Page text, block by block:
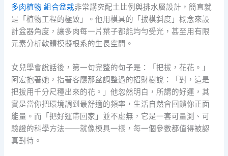
多肉植物 組合盆栽非常講究配土比例與排水層設計，簡直就
是「植物工程的極致」。他用模具的「拔模斜度」概念來設
計盆器角度，讓多肉每一片葉子都能均勻受光，甚至用有限
元素分析軟體模擬根系的生長空間。
女兒學會說話後，第一句完整的句子是：「把拔，花花。」
阿宏抱著她，指著客廳那盆調整過的招財樹說：「對，這是
把拔用千分尺種出來的花。」他忽然明白，所謂的好運，其
實是當你把環境調到最舒適的頻率，生活自然會回饋你正面
能量。而「把好運帶回家」並不虛無，它是一套可量測、可
驗證的科學方法——就像模具一樣，每一個參數都值得被認
真對待。